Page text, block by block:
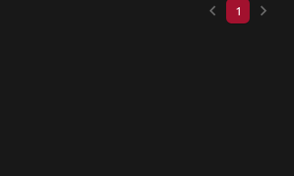
keyboard_arrow_left 1 keyboard_arrow_right